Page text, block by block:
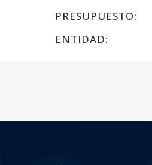
PRESUPUESTO:
ENTIDAD: